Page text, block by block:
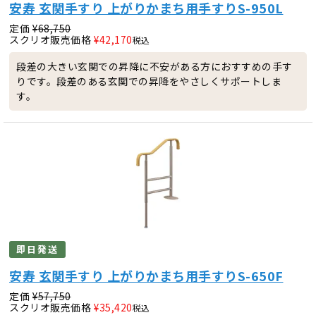
安寿 玄関手すり 上がりかまち用手すりS-950L
定価 ¥68,750
スクリオ販売価格 ¥42,170税込
段差の大きい玄関での昇降に不安がある方におすすめの手す
りです。段差のある玄関での昇降をやさしくサポートしま
す。
即日発送
安寿 玄関手すり 上がりかまち用手すりS-650F
定価 ¥57,750
スクリオ販売価格 ¥35,420税込